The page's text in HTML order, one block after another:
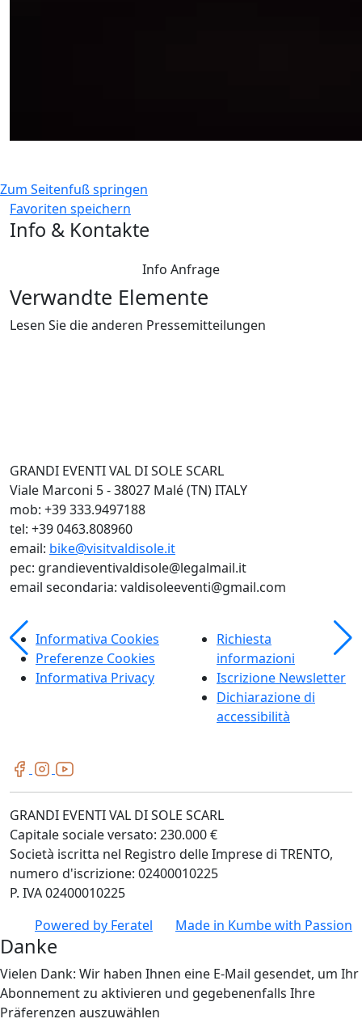
Zum Seitenfuß springen
Favoriten speichern
Info & Kontakte
Info Anfrage
Verwandte Elemente
Lesen Sie die anderen Pressemitteilungen
GRANDI EVENTI VAL DI SOLE SCARL
Viale Marconi 5 - 38027 Malé (TN) ITALY
mob: +39 333.9497188
tel: +39 0463.808960
email: bike@visitvaldisole.it
pec: grandieventivaldisole@legalmail.it
email secondaria: valdisoleeventi@gmail.com
Informativa Cookies
Preferenze Cookies
Informativa Privacy
Richiesta
informazioni
Iscrizione Newsletter
Dichiarazione di
accessibilità
GRANDI EVENTI VAL DI SOLE SCARL
Capitale sociale versato: 230.000 €
Società iscritta nel Registro delle Imprese di TRENTO,
numero d'iscrizione: 02400010225
P. IVA 02400010225
Powered by Feratel Made in Kumbewith Passion
Danke
Vielen Dank: Wir haben Ihnen eine E-Mail gesendet, um Ihr
Abonnement zu aktivieren und gegebenenfalls Ihre
Präferenzen auszuwählen